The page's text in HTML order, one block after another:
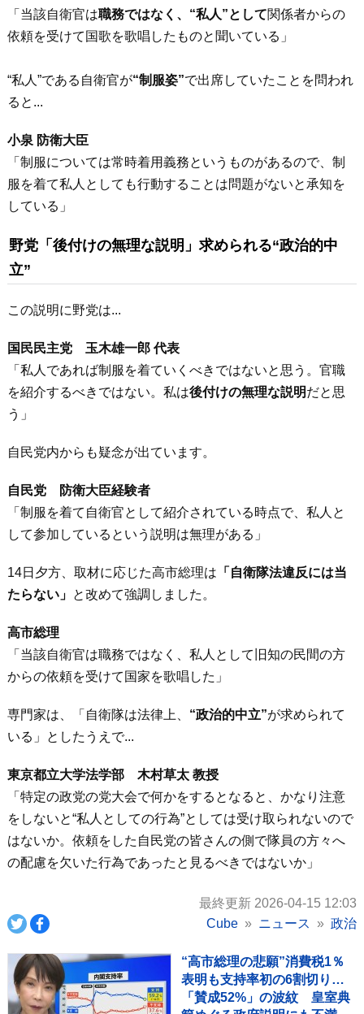
「当該自衛官は職務ではなく、“私人”として関係者からの
依頼を受けて国歌を歌唱したものと聞いている」
“私人”である自衛官が“制服姿”で出席していたことを問われ
ると...
小泉 防衛大臣
「制服については常時着用義務というものがあるので、制
服を着て私人としても行動することは問題がないと承知を
している」
野党「後付けの無理な説明」求められる“政治的中
立”
この説明に野党は...
国民民主党 玉木雄一郎 代表
「私人であれば制服を着ていくべきではないと思う。官職
を紹介するべきではない。私は後付けの無理な説明だと思
う」
自民党内からも疑念が出ています。
自民党 防衛大臣経験者
「制服を着て自衛官として紹介されている時点で、私人と
して参加しているという説明は無理がある」
14日夕方、取材に応じた高市総理は 「自衛隊法違反には当
たらない」 と改めて強調しました。
高市総理
「当該自衛官は職務ではなく、私人として旧知の民間の方
からの依頼を受けて国家を歌唱した」
専門家は、「自衛隊は法律上、 “政治的中立”が求められて
いる」としたうえで...
東京都立大学法学部 木村草太 教授
「特定の政党の党大会で何かをするとなると、かなり注意
をしないと“私人としての行為”としては受け取られないので
はないか。依頼をした自民党の皆さんの側で隊員の方々へ
の配慮を欠いた行為であったと見るべきではないか」
最終更新 2026-04-15 12:03
Cube
ニュース 政治
“高市総理の悲願”消費税1％
表明も支持率初の6割切り…
「賛成52%」の波紋 皇室典